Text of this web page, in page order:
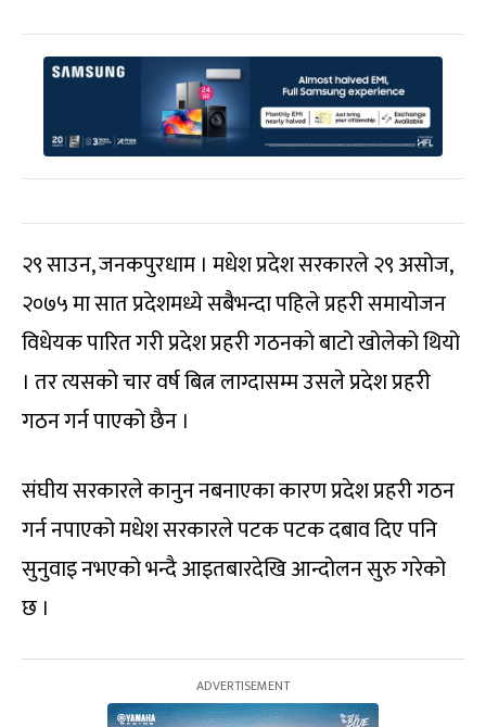
२९ साउन, जनकपुरधाम । मधेश प्रदेश सरकारले २९ असोज,
२०७५ मा सात प्रदेशमध्ये सबैभन्दा पहिले प्रहरी समायोजन
विधेयक पारित गरी प्रदेश प्रहरी गठनको बाटो खोलेको थियो
। तर त्यसको चार वर्ष बित्न लाग्दासम्म उसले प्रदेश प्रहरी
गठन गर्न पाएको छैन ।
संघीय सरकारले कानुन नबनाएका कारण प्रदेश प्रहरी गठन
गर्न नपाएको मधेश सरकारले पटक पटक दबाव दिए पनि
सुनुवाइ नभएको भन्दै आइतबारदेखि आन्दोलन सुरु गरेको
छ ।